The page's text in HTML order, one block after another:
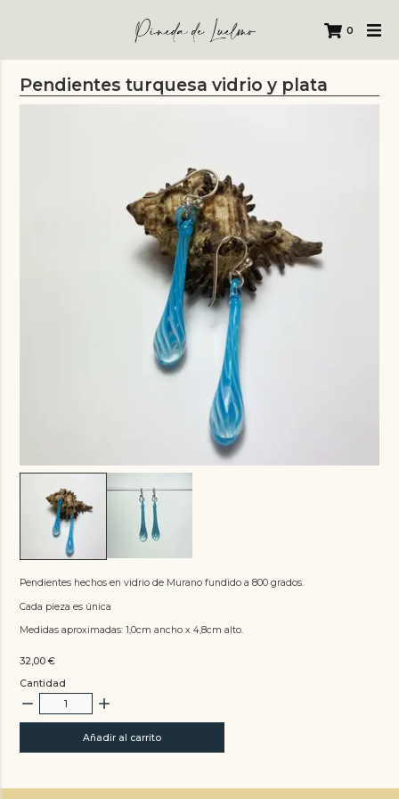
0
Pendientes turquesa vidrio y plata
Pendientes hechos en vidrio de Murano fundido a 800 grados.
Cada pieza es única
Medidas aproximadas: 1,0cm ancho x 4,8cm alto.
32,00€
Cantidad
Añadir al carrito